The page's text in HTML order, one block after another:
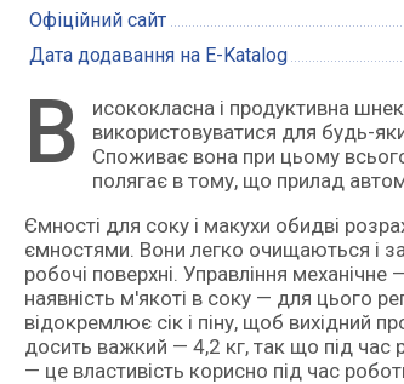
Офіційний сайт
Дата додавання на E-Katalog
В
исококласна і продуктивна шнекова соковитискач від відомого бренду Gorenje. Пристрій універсальний: може
використовуватися для будь-
Споживає вона при цьому
полягає в тому, що прилад
Ємності для соку і макухи обидві
ємностями. Вони легко очищаються і
робочі поверхні. Управління
наявність м'якоті в соку — для цього
відокремлює сік і піну, щоб вихідний
досить важкий — 4,2 кг, так що під час
— це властивість корисно під час